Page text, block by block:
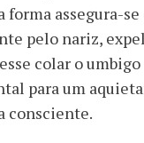
forma assegura-
pelo nariz,
colar o
para um
consciente.